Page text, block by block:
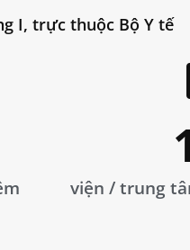
I, trực thuộc Bộ Y tế
viện / trung